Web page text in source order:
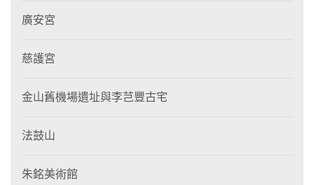
廣安宮
慈護宮
金山舊機場遺址與李芑豐古宅
法鼓山
朱銘美術館